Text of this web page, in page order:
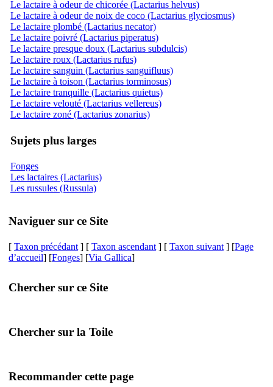
Le lactaire à odeur de chicorée (Lactarius helvus)
Le lactaire à odeur de noix de coco (Lactarius glyciosmus)
Le lactaire plombé (Lactarius necator)
Le lactaire poivré (Lactarius piperatus)
Le lactaire presque doux (Lactarius subdulcis)
Le lactaire roux (Lactarius rufus)
Le lactaire sanguin (Lactarius sanguifluus)
Le lactaire à toison (Lactarius torminosus)
Le lactaire tranquille (Lactarius quietus)
Le lactaire velouté (Lactarius vellereus)
Le lactaire zoné (Lactarius zonarius)
Sujets plus larges
Fonges
Les lactaires (Lactarius)
Les russules (Russula)
Naviguer sur ce Site
[ Taxon précédant ] [ Taxon ascendant ] [ Taxon suivant ] [Page
d’accueil] [Fonges] [Via Gallica]
Chercher sur ce Site
Chercher sur la Toile
Recommander cette page